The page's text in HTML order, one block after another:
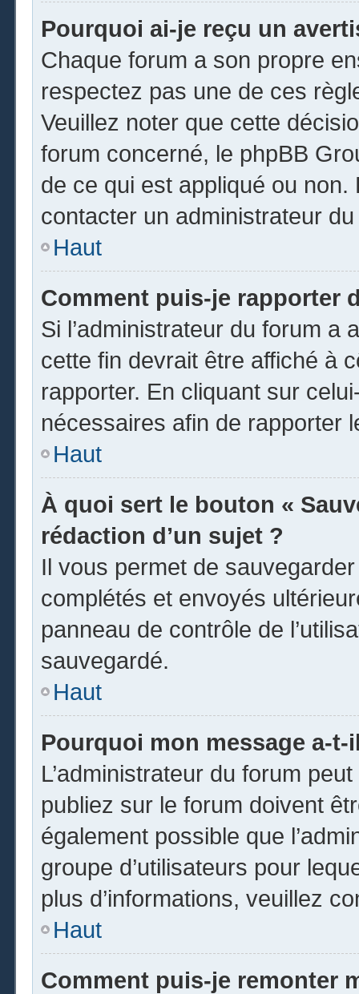
Pourquoi ai-je reçu un
Chaque forum a son propre
respectez pas une de ces
Veuillez noter que cette
forum concerné, le phpBB
de ce qui est appliqué ou non.
contacter un administrateur
Haut
Comment puis-je rapporter
Si l’administrateur du forum a
cette fin devrait être affiché à
rapporter. En cliquant sur
nécessaires afin de rapporter
Haut
À quoi sert le bouton «
rédaction d’un sujet ?
Il vous permet de
complétés et envoyés
panneau de contrôle de
sauvegardé.
Haut
Pourquoi mon message a-
L’administrateur du forum
publiez sur le forum doivent
également possible que
groupe d’utilisateurs pour
plus d’informations, veuillez
Haut
Comment puis-je remonter